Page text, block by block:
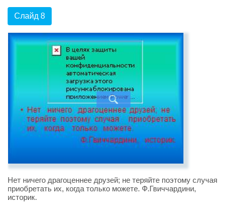
Слайд 8
Нет ничего драгоценнее друзей; не теряйте поэтому случая
приобретать их, когда только можете. Ф.Гвиччардини,
историк.